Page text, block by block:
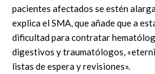
pacientes afectados se estén
explica el SMA, que añade que a
dificultad para contratar
digestivos y traumatólogos,
listas de espera y revisiones».